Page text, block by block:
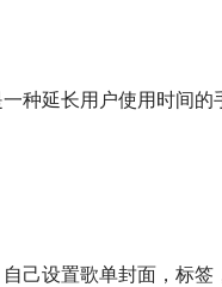
种延长用户使用时间
己设置歌单封面，标